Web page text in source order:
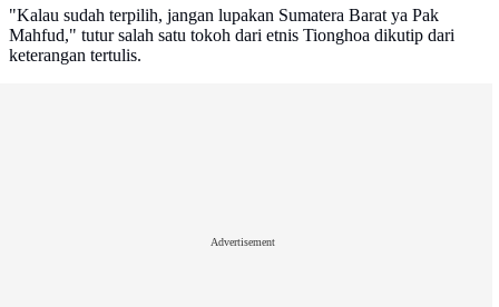
"Kalau sudah terpilih, jangan lupakan Sumatera Barat ya Pak
Mahfud," tutur salah satu tokoh dari etnis Tionghoa dikutip dari
keterangan tertulis.
Advertisement